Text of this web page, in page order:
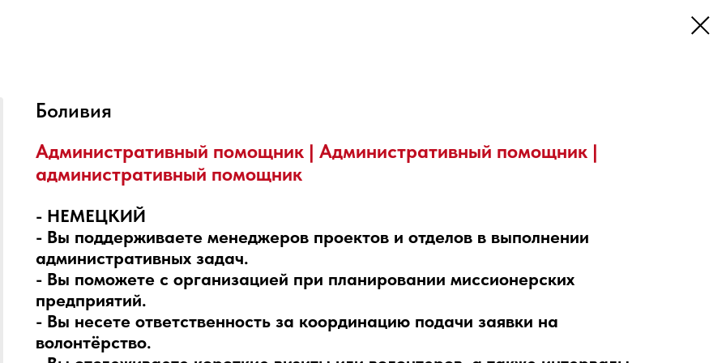
Боливия
Административный помощник | Административный помощник |
административный помощник
- НЕМЕЦКИЙ
- Вы поддерживаете менеджеров проектов и отделов в выполнении
административных задач.
- Вы поможете с организацией при планировании миссионерских
предприятий.
- Вы несете ответственность за координацию подачи заявки на
волонтёрство.